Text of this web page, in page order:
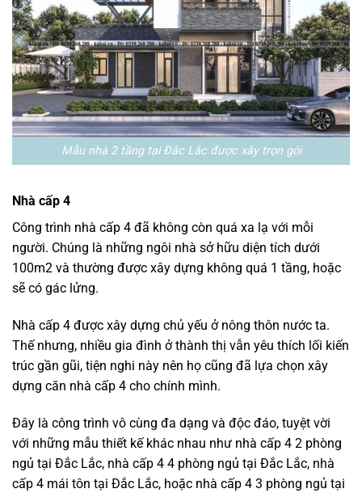
Mẫu nhà 2 tầng tại Đắc Lắc được xây trọn gói
Nhà cấp 4
Công trình nhà cấp 4 đã không còn quá xa lạ với mỗi
người. Chúng là những ngôi nhà sở hữu diện tích dưới
100m2 và thường được xây dựng không quá 1 tầng, hoặc
sẽ có gác lửng.
Nhà cấp 4 được xây dựng chủ yếu ở nông thôn nước ta.
Thế nhưng, nhiều gia đình ở thành thị vẫn yêu thích lối kiến
trúc gần gũi, tiện nghi này nên họ cũng đã lựa chọn xây
dựng căn nhà cấp 4 cho chính mình.
Đây là công trình vô cùng đa dạng và độc đáo, tuyệt vời
với những mẫu thiết kế khác nhau như nhà cấp 4 2 phòng
ngủ tại Đắc Lắc, nhà cấp 4 4 phòng ngủ tại Đắc Lắc, nhà
cấp 4 mái tôn tại Đắc Lắc, hoặc nhà cấp 4 3 phòng ngủ tại